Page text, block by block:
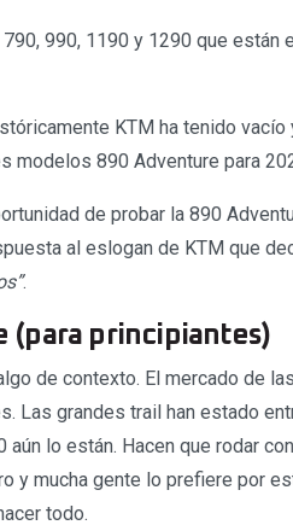
990, 1190 y 1290 que
KTM ha tenido
modelos 890 Adventure para
de probar la 890
al eslogan de KTM que
.
(para principiantes)
de contexto. El mercado de
Las grandes trail han estado
aún lo están. Hacen que rodar
y mucha gente lo prefiere por
todo.